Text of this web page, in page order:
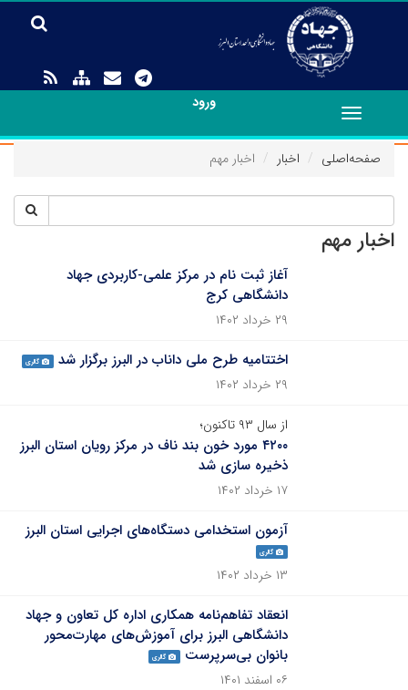
ورود
Toggle
navigation
صفحه‌اصلی
اخبار اخبار مهم
اخبار مهم
آغاز ثبت نام در مرکز علمی-کاربردی جهاد
دانشگاهی کرج
۲۹ خرداد ۱۴۰۲
اختتامیه طرح ملی داناب در البرز برگزار شد گالری
۲۹ خرداد ۱۴۰۲
از سال ۹۳ تاکنون؛
۴۲۰۰ مورد خون بند ناف در مرکز رویان استان البرز
ذخیره سازی شد
۱۷ خرداد ۱۴۰۲
آزمون استخدامی دستگاه‌های اجرایی استان البرز
گالری
۱۳ خرداد ۱۴۰۲
انعقاد تفاهم‌نامه همکاری اداره کل تعاون و جهاد
دانشگاهی البرز برای آموزش‌های مهارت‌محور
بانوان بی‌سرپرست
گالری
۰۶ اسفند ۱۴۰۱